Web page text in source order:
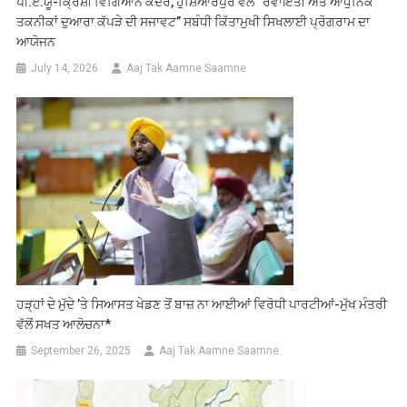
ਤਕਨੀਕਾਂ ਦੁਆਰਾ ਕੱਪੜੇ ਦੀ ਸਜਾਵਟ” ਸਬੰਧੀ ਕਿੱਤਾਮੁਖੀ ਸਿਖਲਾਈ ਪ੍ਰੋਗਰਾਮ ਦਾ
ਆਯੋਜਨ
July 14, 2026 Aaj Tak Aamne Saamne
ਹੜ੍ਹਾਂ ਦੇ ਮੁੱਦੇ ’ਤੇ ਸਿਆਸਤ ਖੇਡਣ ਤੋਂ ਬਾਜ਼ ਨਾ ਆਈਆਂ ਵਿਰੋਧੀ ਪਾਰਟੀਆਂ-ਮੁੱਖ ਮੰਤਰੀ
ਵੱਲੋਂ ਸਖਤ ਆਲੋਚਨਾ*
September 26, 2025 Aaj Tak Aamne Saamne